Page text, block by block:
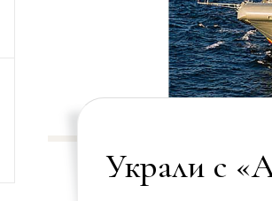
Украли с